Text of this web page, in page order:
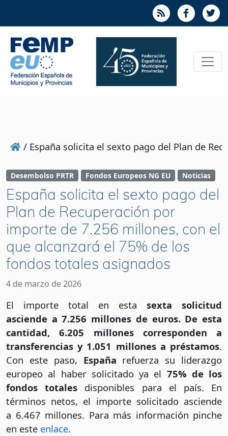
/ España solicita el sexto pago del Plan de
Desembolso PRTR Fondos Europeos NG EU Noticias
España solicita el sexto pago del
Plan de Recuperación por
importe de 7.256 millones, con el
que alcanzará el 75% de los
fondos totales asignados
4 de marzo de 2026
El importe total en esta sexta solicitud
asciende a 7.256 millones de euros. De esta
cantidad, 6.205 millones corresponden a
transferencias y 1.051 millones a préstamos.
Con este paso, España refuerza su liderazgo
europeo al haber solicitado ya el 75% de los
fondos totales disponibles para el país. En
términos netos, el importe solicitado asciende
a 6.467 millones. Para más información pinche
en este enlace.